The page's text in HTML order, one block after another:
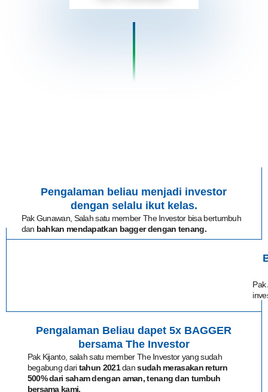
Pengalaman beliau menjadi investor
dengan selalu ikut kelas.
Pak Gunawan, Salah satu member The Investor bisa bertumbuh
dan bahkan mendapatkan bagger dengan tenang.
Pak
Pengalaman Beliau dapet 5x BAGGER
bersama The Investor
Pak Kijanto, salah satu member The Investor yang sudah
begabung daritahun 2021dansudah merasakan return
500% dari saham dengan aman, tenang dan tumbuh
bersama kami.